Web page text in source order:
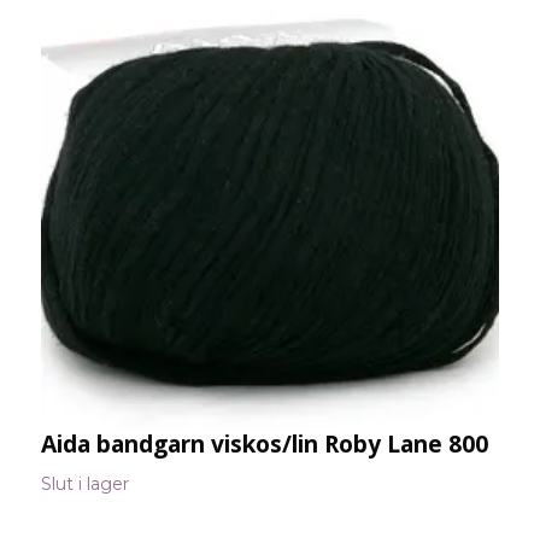
Aida bandgarn viskos/lin Roby Lane 800
Slut i lager